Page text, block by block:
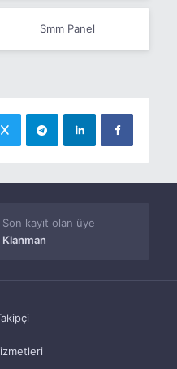
Smm Panel
Son kayıt olan üye
Klanman